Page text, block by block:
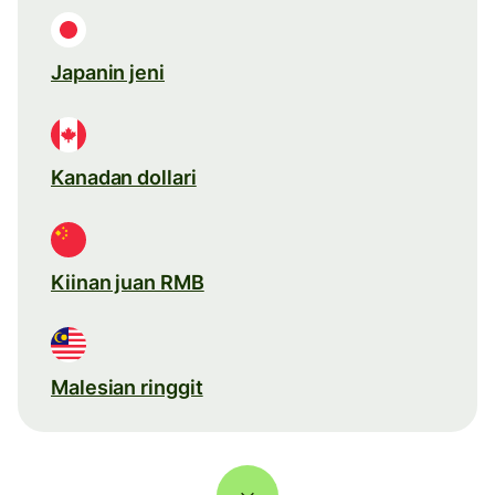
Japanin jeni
Kanadan dollari
Kiinan juan RMB
Malesian ringgit